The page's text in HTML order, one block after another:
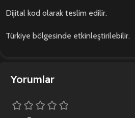
Dijital kod olarak teslim edilir.
Türkiye bölgesinde etkinleştirilebilir.
Yorumlar